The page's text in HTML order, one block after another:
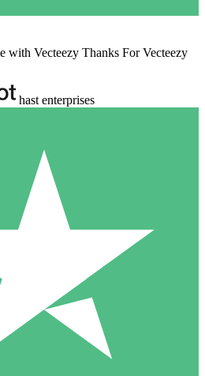
with Vecteezy Thanks For Vecteezy
hast enterprises